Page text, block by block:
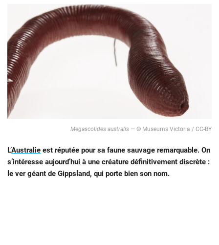
Megascolides australis — © Museums Victoria / CC-BY
L’Australie est réputée pour sa faune sauvage remarquable. On
s’intéresse aujourd’hui à une créature définitivement discrète :
le ver géant de Gippsland, qui porte bien son nom.